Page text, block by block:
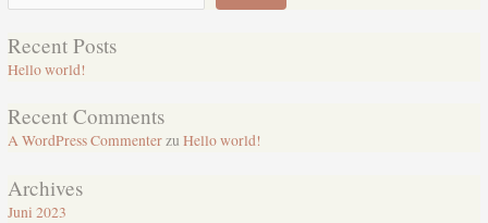
Recent Posts
Hello world!
Recent Comments
A WordPress CommenterzuHello world!
Archives
Juni 2023